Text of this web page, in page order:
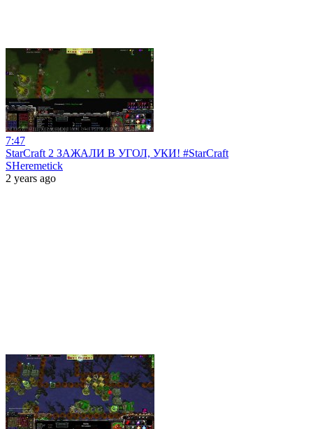
7:47
StarCraft 2 ЗАЖАЛИ В УГОЛ, УКИ! #StarCraft
SHeremetick
2 years ago